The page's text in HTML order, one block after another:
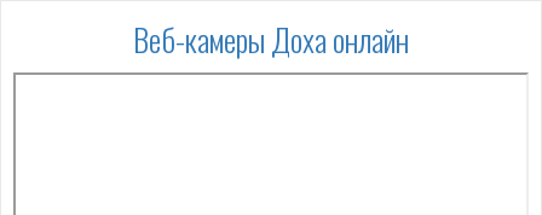
Веб-камеры Доха онлайн